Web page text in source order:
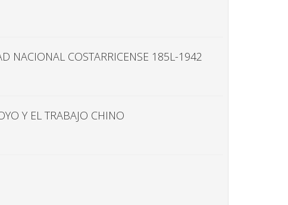
NACIONAL COSTARRICENSE 185L-1942
Y EL TRABAJO CHINO